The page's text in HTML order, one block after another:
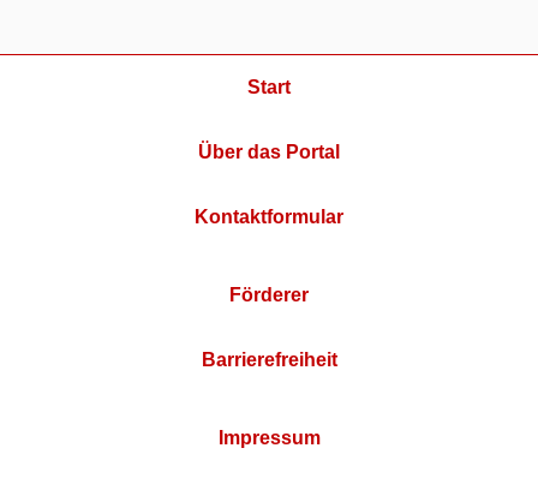
Start
Über das Portal
Kontaktformular
Förderer
Barrierefreiheit
Impressum